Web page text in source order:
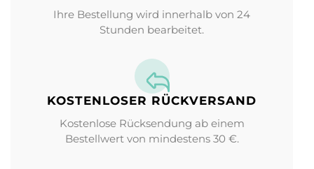
Ihre Bestellung wird innerhalb von 24
Stunden bearbeitet.
KOSTENLOSER RÜCKVERSAND
Kostenlose Rücksendung ab einem
Bestellwert von mindestens 30 €.